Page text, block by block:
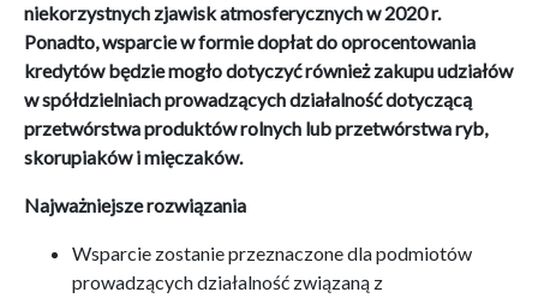
niekorzystnych zjawisk atmosferycznych w 2020 r.
Ponadto, wsparcie w formie dopłat do oprocentowania
kredytów będzie mogło dotyczyć również zakupu udziałów
w spółdzielniach prowadzących działalność dotyczącą
przetwórstwa produktów rolnych lub przetwórstwa ryb,
skorupiaków i mięczaków.
Najważniejsze rozwiązania
Wsparcie zostanie przeznaczone dla podmiotów
prowadzących działalność związaną z